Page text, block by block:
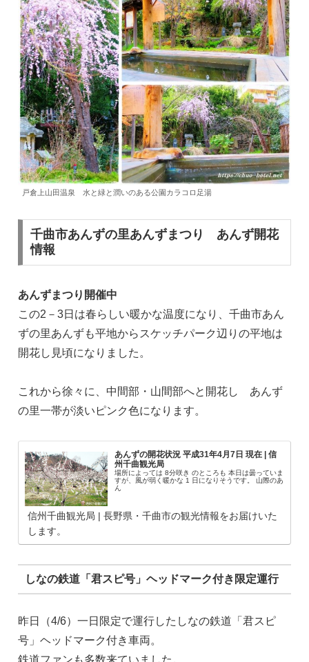
戸倉上山田温泉 水と緑と潤いのある公園カラコロ足湯
千曲市あんずの里あんずまつり あんず開花
情報
あんずまつり開催中
この2－3日は春らしい暖かな温度になり、千曲市あん
ずの里あんずも平地からスケッチパーク辺りの平地は
開花し見頃になりました。
これから徐々に、中間部・山間部へと開花し あんず
の里一帯が淡いピンク色になります。
あんずの開花状況 平成31年4月7日 現在 | 信
州千曲観光局
場所によっては 8分咲き のところも 本日は曇っていま
すが、風が弱く暖かな 1 日になりそうです。 山際のあ
ん
信州千曲観光局 | 長野県・千曲市の観光情報をお届けいた
します。
しなの鉄道「君スピ号」ヘッドマーク付き限定運行
昨日（4/6）一日限定で運行したしなの鉄道「君スピ
号」ヘッドマーク付き車両。